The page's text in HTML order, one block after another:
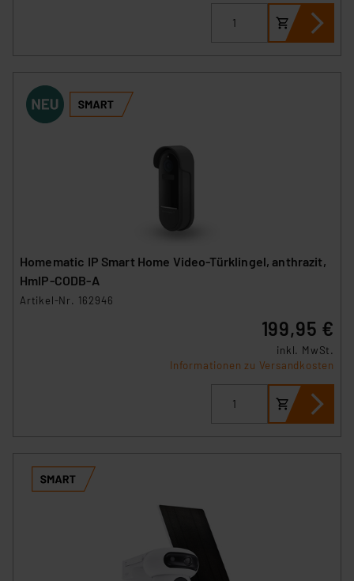
Homematic IP Smart Home Video-Türklingel, anthrazit,
HmIP-CODB-A
Artikel-Nr. 162946
199,95 €
inkl. MwSt.
Informationen zu Versandkosten